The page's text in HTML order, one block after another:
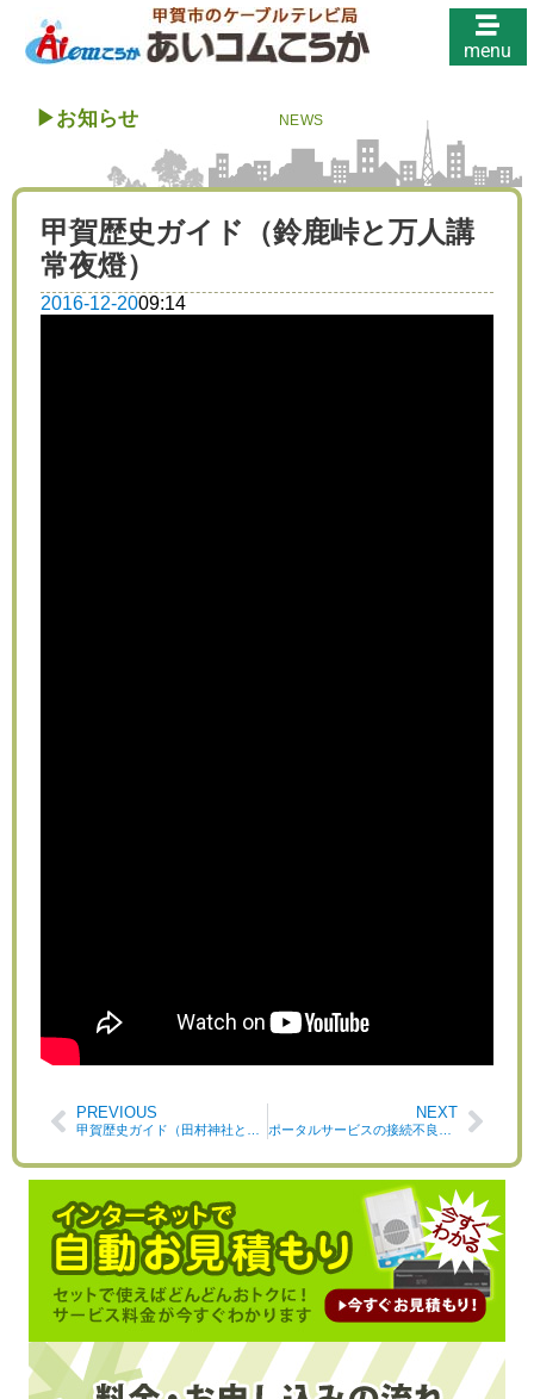
menu
▶︎お知らせ NEWS
甲賀歴史ガイド（鈴鹿峠と万人講
常夜燈）
2016-12-2009:14
PREVIOUS NEXT